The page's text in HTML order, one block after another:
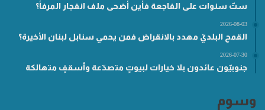
ستّ سنوات على الفاجعة فأين أضحى ملف انفجار المرفأ؟
2026-08-03
القمح البلديّ مهدد بالانقراض فمن يحمي سنابل لبنان الأخيرة؟
2026-07-30
جنوبيّون عائدون بلا خيارات لبيوتٍ متصدّعة وأسقفٍ متهالكة
وسوم